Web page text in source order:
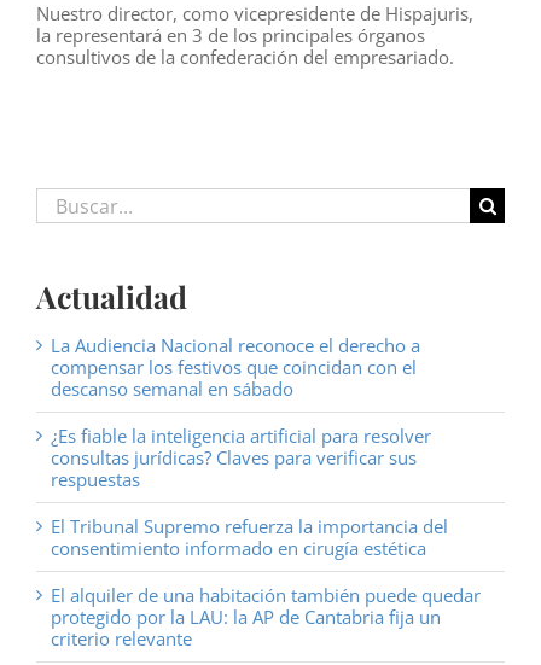
Nuestro director, como vicepresidente de Hispajuris,
la representará en 3 de los principales órganos
consultivos de la confederación del empresariado.
Buscar:
Actualidad
La Audiencia Nacional reconoce el derecho a
compensar los festivos que coincidan con el
descanso semanal en sábado
¿Es fiable la inteligencia artificial para resolver
consultas jurídicas? Claves para verificar sus
respuestas
El Tribunal Supremo refuerza la importancia del
consentimiento informado en cirugía estética
El alquiler de una habitación también puede quedar
protegido por la LAU: la AP de Cantabria fija un
criterio relevante